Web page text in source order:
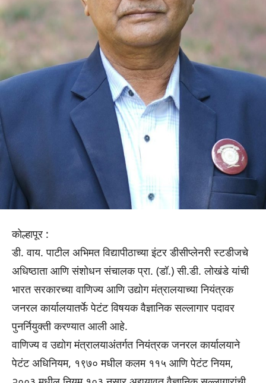
कोल्हापूर :
डी. वाय. पाटील अभिमत विद्यापीठाच्या इंटर डीसीप्लेनरी स्टडीजचे
अधिष्ठाता आणि संशोधन संचालक प्रा. (डॉ.) सी.डी. लोखंडे यांची
भारत सरकारच्या वाणिज्य आणि उद्योग मंत्रालयाच्या नियंत्रक
जनरल कार्यालयातर्फे पेटंट विषयक वैज्ञानिक सल्लागार पदावर
पुनर्नियुक्ती करण्यात आली आहे.
वाणिज्य व उद्योग मंत्रालयाअंतर्गत नियंत्रक जनरल कार्यालयाने
पेटंट अधिनियम, १९७० मधील कलम ११५ आणि पेटंट नियम,